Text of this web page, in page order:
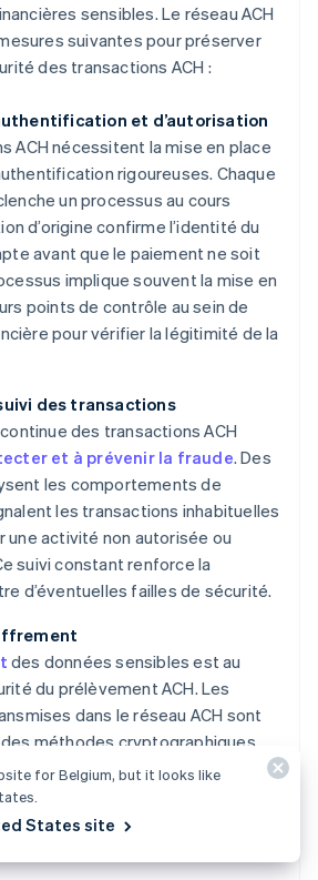
sensibles. Le réseau ACH
suivantes pour préserver
des transactions ACH :
et d’autorisation
ACH nécessitent la mise en place
rigoureuses. Chaque
un processus au cours
d’origine confirme l’identité du
avant que le paiement ne soit
implique souvent la mise en
points de contrôle au sein de
pour vérifier la légitimité de la
des transactions
des transactions ACH
et à prévenir la fraude. Des
les comportements de
les transactions inhabituelles
une activité non autorisée ou
suivi constant renforce la
d’éventuelles failles de sécurité.
des données sensibles est au
du prélèvement ACH. Les
dans le réseau ACH sont
méthodes cryptographiques
toute interception ou
Ce chiffrement couvre à la fois
et les informations
for Belgium, but it looks like
States site